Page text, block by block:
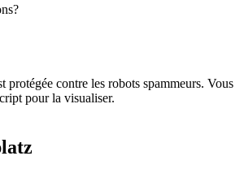
protégée contre les robots spammeurs. Vous
pour la visualiser.